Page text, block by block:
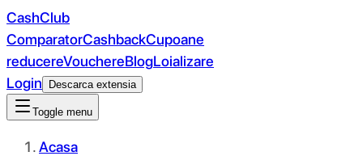
CashClub
ComparatorCashbackCupoane
reducereVouchereBlogLoializare
Login
Descarca extensia
Toggle menu
Acasa